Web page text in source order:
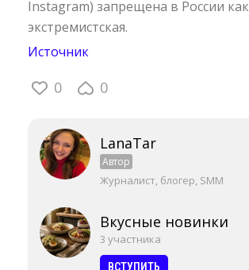
Instagram) запрещена в России как
экстремистская.
Источник
0 0
LanaTar
Автор
Журналист, блогер, SMM
Вкусные новинки
3 участника
ВСТУПИТЬ